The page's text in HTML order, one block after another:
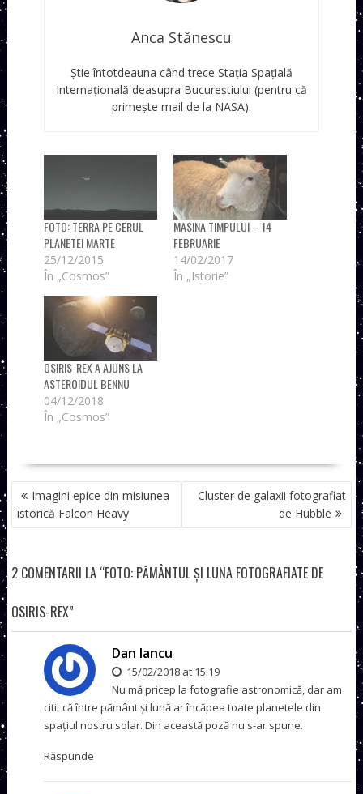
Anca Stănescu
Știe întotdeauna când trece Stația Spațială
Internațională deasupra Bucureștiului (pentru că
primește mail de la NASA).
FOTO: TERRA PE CERUL
PLANETEI MARTE
25/12/2015
În „Cosmos”
MASINA TIMPULUI – 14
FEBRUARIE
14/02/2017
În „Istorie”
OSIRIS-REX A AJUNS LA
ASTEROIDUL BENNU
04/12/2018
În „Cosmos”
NAVIGARE
ÎN
ARTICOLE
Imagini epice din misiunea
istorică Falcon Heavy
Cluster de galaxii fotografiat
de Hubble
2 COMENTARII LA “FOTO: PĂMÂNTUL ȘI LUNA FOTOGRAFIATE DE
OSIRIS-REX”
Dan Iancu
15/02/2018 at 15:19
Nu mă pricep la fotografie astronomică, dar am
citit că între pământ și lună ar încăpea toate planetele din
spațiul nostru solar. Din această poză nu s-ar spune.
Răspunde